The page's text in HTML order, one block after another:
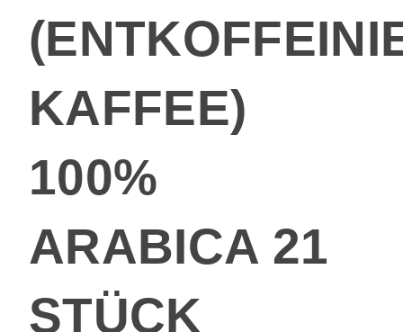
KAFFEE)
100%
ARABICA 21
STÜCK